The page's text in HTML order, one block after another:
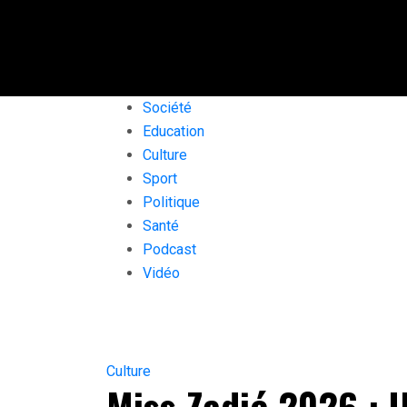
Société
Education
Culture
Sport
Politique
Santé
Podcast
Vidéo
Culture